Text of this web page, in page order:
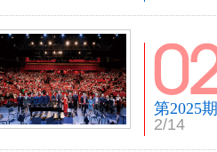
第2025期
2/14